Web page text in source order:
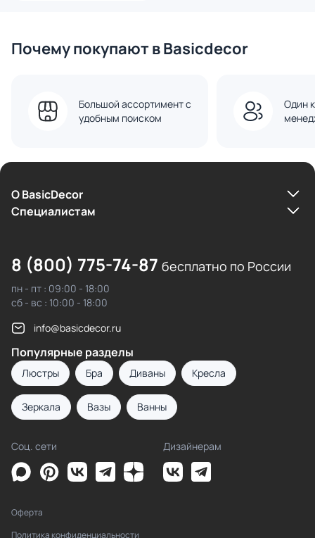
Почему покупают в Basicdecor
Большой ассортимент с
удобным поиском
Один
О BasicDecor
Cпециалистам
8 (800) 775-74-87 бесплатно по России
пн - пт : 09:00 - 18:00
сб - вс : 10:00 - 18:00
info@basicdecor.ru
Популярные разделы
Люстры Бра Диваны Кресла
Зеркала Вазы Ванны
Соц. сети Дизайнерам
Оферта
Политика конфиденциальности